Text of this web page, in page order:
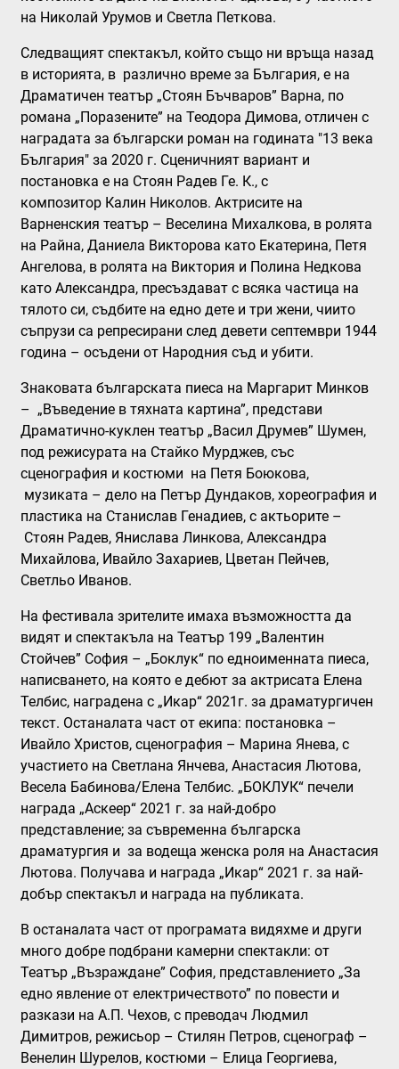
на Николай Урумов и Светла Петкова.
Следващият спектакъл, който също ни връща назад
в историята, в различно време за България, е на
Драматичен театър „Стоян Бъчваров” Варна, по
романа „Поразените” на Теодора Димова, отличен с
наградата за български роман на годината "13 века
България" за 2020 г. Сценичният вариант и
постановка е на Стоян Радев Ге. К., с
композитор Калин Николов. Актрисите на
Варненския театър – Веселина Михалкова, в ролята
на Райна, Даниела Викторова като Екатерина, Петя
Ангелова, в ролята на Виктория и Полина Недкова
като Александра, пресъздават с всяка частица на
тялото си, съдбите на едно дете и три жени, чиито
съпрузи са репресирани след девети септември 1944
година – осъдени от Народния съд и убити.
Знаковата българската пиеса на Маргарит Минков
– „Въведение в тяхната картина”, представи
Драматично-куклен театър „Васил Друмев” Шумен,
под режисурата на Стайко Мурджев, със
сценография и костюми на Петя Боюкова,
музиката – дело на Петър Дундаков, хореография и
пластика на Станислав Генадиев, с актьорите –
Стоян Радев, Янислава Линкова, Александра
Михайлова, Ивайло Захариев, Цветан Пейчев,
Светльо Иванов.
На фестивала зрителите имаха възможността да
видят и спектакъла на Театър 199 „Валентин
Стойчев” София – „Боклук“ по едноименната пиеса,
написването, на която е дебют за актрисата Елена
Телбис, наградена с „Икар“ 2021г. за драматургичен
текст. Останалата част от екипа: постановка –
Ивайло Христов, сценография – Марина Янева, с
участието на Светлана Янчева, Анастасия Лютова,
Весела Бабинова/Елена Телбис. „БОКЛУК“ печели
награда „Аскеер“ 2021 г. за най-добро
представление; за съвременна българска
драматургия и за водеща женска роля на Анастасия
Лютова. Получава и награда „Икар“ 2021 г. за най-
добър спектакъл и награда на публиката.
В останалата част от програмата видяхме и други
много добре подбрани камерни спектакли: от
Театър „Възраждане” София, представлението „За
едно явление от електричеството” по повести и
разкази на А.П. Чехов, с преводач Людмил
Димитров, режисьор – Стилян Петров, сценограф –
Венелин Шурелов, костюми – Елица Георгиева,